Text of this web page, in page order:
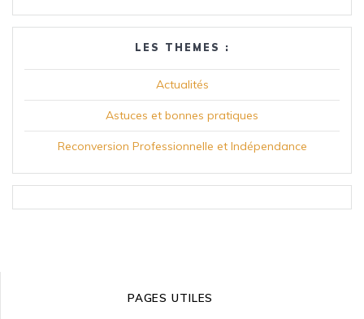
LES THEMES :
Actualités
Astuces et bonnes pratiques
Reconversion Professionnelle et Indépendance
PAGES UTILES